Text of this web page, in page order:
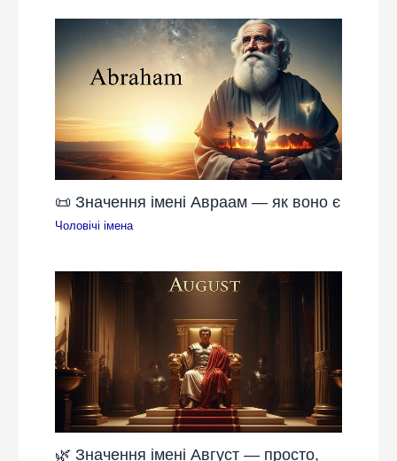
📜 Значення імені Авраам — як воно є
Чоловічі імена
🌿 Значення імені Август — просто,